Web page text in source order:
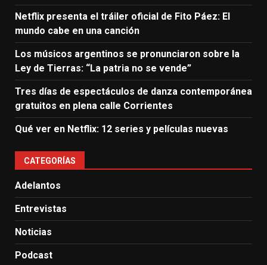
Netflix presenta el tráiler oficial de Fito Páez: El
mundo cabe en una canción
Los músicos argentinos se pronunciaron sobre la
Ley de Tierras: “La patria no se vende”
Tres días de espectáculos de danza contemporánea
gratuitos en plena calle Corrientes
Qué ver en Netflix: 12 series y películas nuevas
CATEGORÍAS
Adelantos
Entrevistas
Noticias
Podcast